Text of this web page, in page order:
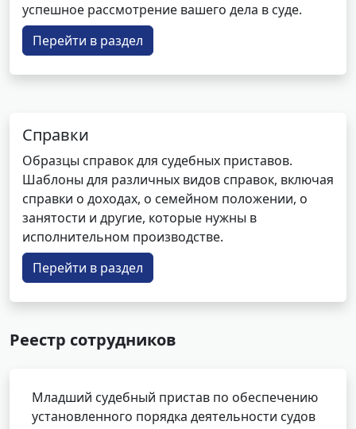
успешное рассмотрение вашего дела в суде.
Перейти в раздел
Справки
Образцы справок для судебных приставов.
Шаблоны для различных видов справок, включая
справки о доходах, о семейном положении, о
занятости и другие, которые нужны в
исполнительном производстве.
Перейти в раздел
Реестр сотрудников
Младший судебный пристав по обеспечению
установленного порядка деятельности судов